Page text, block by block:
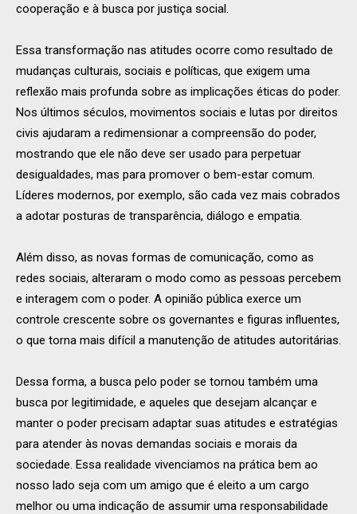
cooperação e à busca por justiça social.
Essa transformação nas atitudes ocorre como resultado de
mudanças culturais, sociais e políticas, que exigem uma
reflexão mais profunda sobre as implicações éticas do poder.
Nos últimos séculos, movimentos sociais e lutas por direitos
civis ajudaram a redimensionar a compreensão do poder,
mostrando que ele não deve ser usado para perpetuar
desigualdades, mas para promover o bem-estar comum.
Líderes modernos, por exemplo, são cada vez mais cobrados
a adotar posturas de transparência, diálogo e empatia.
Além disso, as novas formas de comunicação, como as
redes sociais, alteraram o modo como as pessoas percebem
e interagem com o poder. A opinião pública exerce um
controle crescente sobre os governantes e figuras influentes,
o que torna mais difícil a manutenção de atitudes autoritárias.
Dessa forma, a busca pelo poder se tornou também uma
busca por legitimidade, e aqueles que desejam alcançar e
manter o poder precisam adaptar suas atitudes e estratégias
para atender às novas demandas sociais e morais da
sociedade. Essa realidade vivenciamos na prática bem ao
nosso lado seja com um amigo que é eleito a um cargo
melhor ou uma indicação de assumir uma responsabilidade